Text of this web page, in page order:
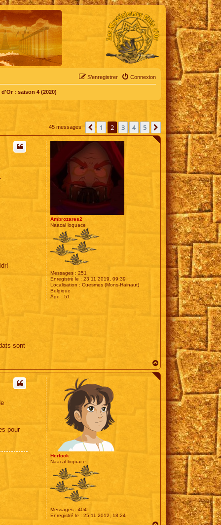
Connexion
S’enregistrer
: saison 4 (2020)
45 messages Précédente
1 2 3 4 5 Suivante
Ambrozares2
Naacal loquace
Messages : 251
Enregistré le : 23 11 2019, 09:39
Localisation : Cuesmes (Mons-Hainaut)
Belgique
Âge : 51
sont
a
u
Herlock
Naacal loquace
Messages : 404
Enregistré le : 25 11 2012, 18:24
pour